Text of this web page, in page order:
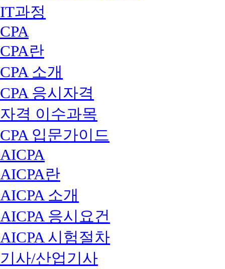
IT과정
CPA
CPA란
CPA 소개
CPA 응시자격
자격 이수과목
CPA 입문가이드
AICPA
AICPA란
AICPA 소개
AICPA 응시요건
AICPA 시험절차
기사/산업기사